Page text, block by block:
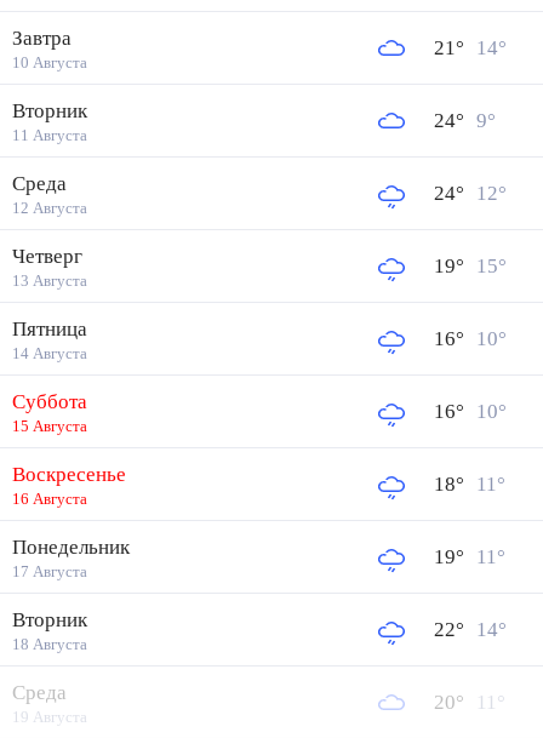
Завтра
10 Августа
21° 14°
Вторник
11 Августа
24° 9°
Среда
12 Августа
24° 12°
Четверг
13 Августа
19° 15°
Пятница
14 Августа
16° 10°
Суббота
15 Августа
16° 10°
Воскресенье
16 Августа
18° 11°
Понедельник
17 Августа
19° 11°
Вторник
18 Августа
22° 14°
Среда
19 Августа
20° 11°